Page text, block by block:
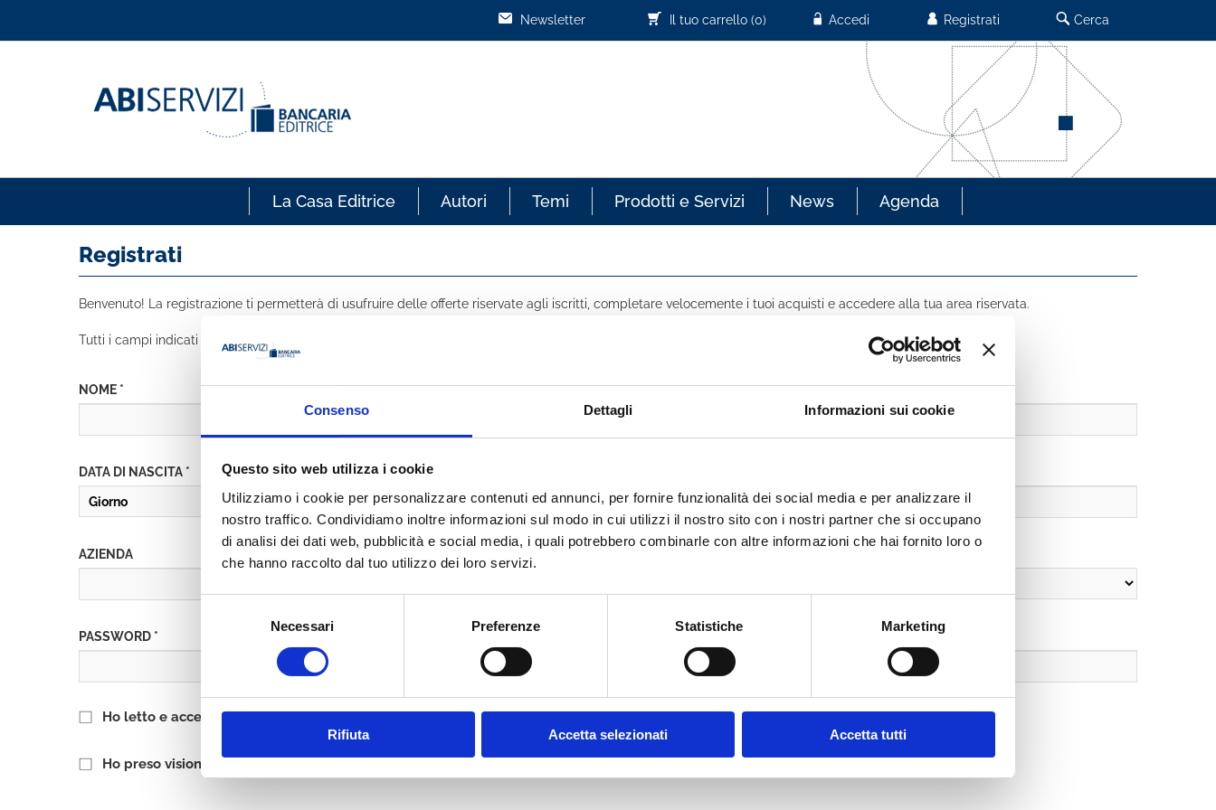
Consenso Dettagli Informazioni sui cookie
Questo sito web utilizza i cookie
Utilizziamo i cookie per personalizzare contenuti ed annunci, per fornire funzionalità dei social media e per analizzare il
nostro traffico. Condividiamo inoltre informazioni sul modo in cui utilizzi il nostro sito con i nostri partner che si occupano
di analisi dei dati web, pubblicità e social media, i quali potrebbero combinarle con altre informazioni che hai fornito loro o
che hanno raccolto dal tuo utilizzo dei loro servizi.
Selezione
consenso
Necessari Preferenze Statistiche Marketing
Rifiuta Accetta selezionati Accetta tutti
Cerca
Registrati
Accedi
Il tuo carrello (0)
Newsletter
La Casa Editrice Autori Temi Prodotti e Servizi News Agenda
Registrati
Benvenuto! La registrazione ti permetterà di usufruire delle offerte riservate agli iscritti, completare velocemente i tuoi acquisti e accedere alla tua area riservata.
Tutti i campi indicati con * sono obbligatori
NOME * COGNOME *
DATA DI NASCITA *
AZIENDA
PASSWORD *
Ho letto e accetto l’informativa sulla
Ho preso visione delle